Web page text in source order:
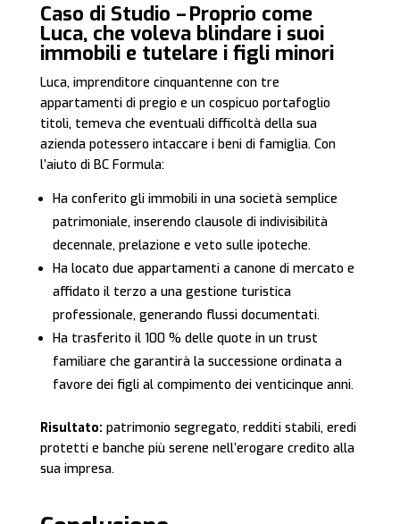
Caso di Studio – Proprio come
Luca, che voleva blindare i suoi
immobili e tutelare i figli minori
Luca, imprenditore cinquantenne con tre
appartamenti di pregio e un cospicuo portafoglio
titoli, temeva che eventuali difficoltà della sua
azienda potessero intaccare i beni di famiglia. Con
l’aiuto di BC Formula:
Ha conferito gli immobili in una società semplice
patrimoniale, inserendo clausole di indivisibilità
decennale, prelazione e veto sulle ipoteche.
Ha locato due appartamenti a canone di mercato e
affidato il terzo a una gestione turistica
professionale, generando flussi documentati.
Ha trasferito il 100 % delle quote in un trust
familiare che garantirà la successione ordinata a
favore dei figli al compimento dei venticinque anni.
Risultato: patrimonio segregato, redditi stabili, eredi
protetti e banche più serene nell’erogare credito alla
sua impresa.